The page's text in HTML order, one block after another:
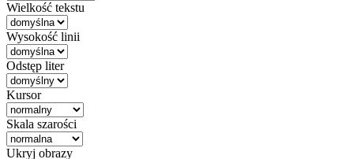
Wielkość tekstu
Wysokość linii
Odstęp liter
Kursor
Skala szarości
Ukryj obrazy